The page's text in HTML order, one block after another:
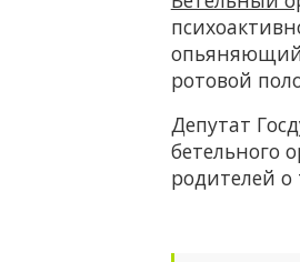
опьяняющий
ротовой
Депутат
бетельного
родителей